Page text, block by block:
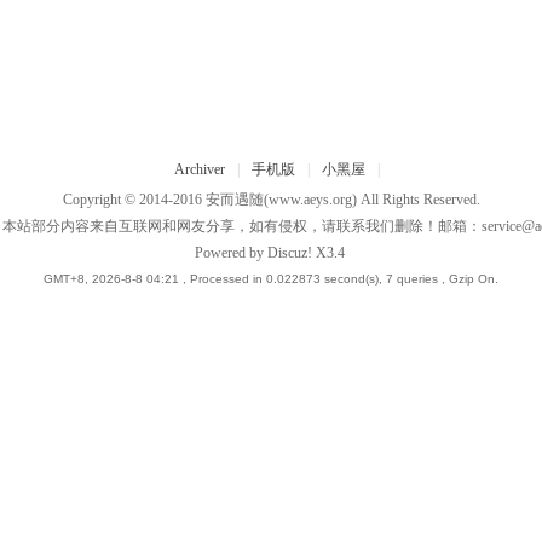
Archiver 手机版 小黑屋
Copyright © 2014-2016 安而遇随(www.aeys.org) All Rights Reserved.
站部分内容来自互联网和网友分享，如有侵权，请联系我们删除！邮箱：
Powered by Discuz! X3.4
GMT+8, 2026-8-8 04:21 , Processed in 0.022873 second(s), 7 queries , Gzip On.